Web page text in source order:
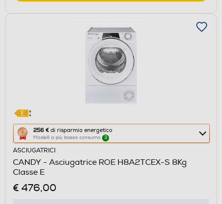
256 € di risparmio energetico
Modelli a più basso consumo 3
Questa
azione
aprirà
il
Calcolatore
di
ASCIUGATRICI
CANDY - Asciugatrice ROE H8A2TCEX-S 8Kg
Classe E
€ 476,00